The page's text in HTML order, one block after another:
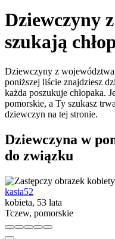
Dziewczyny
szukają
Dziewczyny z
poniższej liście znajdziesz
każda poszukuje chłopaka.
pomorskie, a Ty szukasz
dziewczyn na tej stronie.
Dziewczyna w
do związku
kasia52
kobieta, 53 lata
Tczew, pomorskie